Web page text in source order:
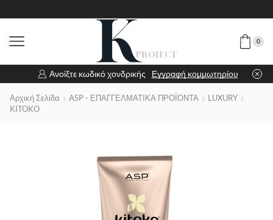
0
Ανοίξτε κωδικό χονδρικής Εγγραφή κομμωτηρίου
Αρχική Σελίδα ASP - ΕΠΑΓΓΕΛΜΑΤΙΚΑ ΠΡΟΪΟΝΤΑ
LUXURY
KITOKO